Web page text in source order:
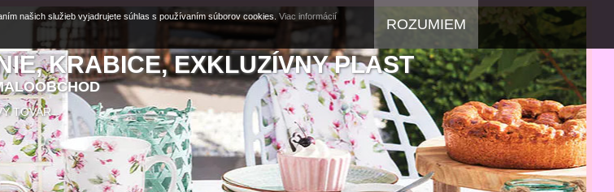
KRABICE, EXKLUZÍVNY PLAST
TOVAR
našich služieb vyjadrujete súhlas s používaním súborov cookies. Viac informácií
ROZUMIEM